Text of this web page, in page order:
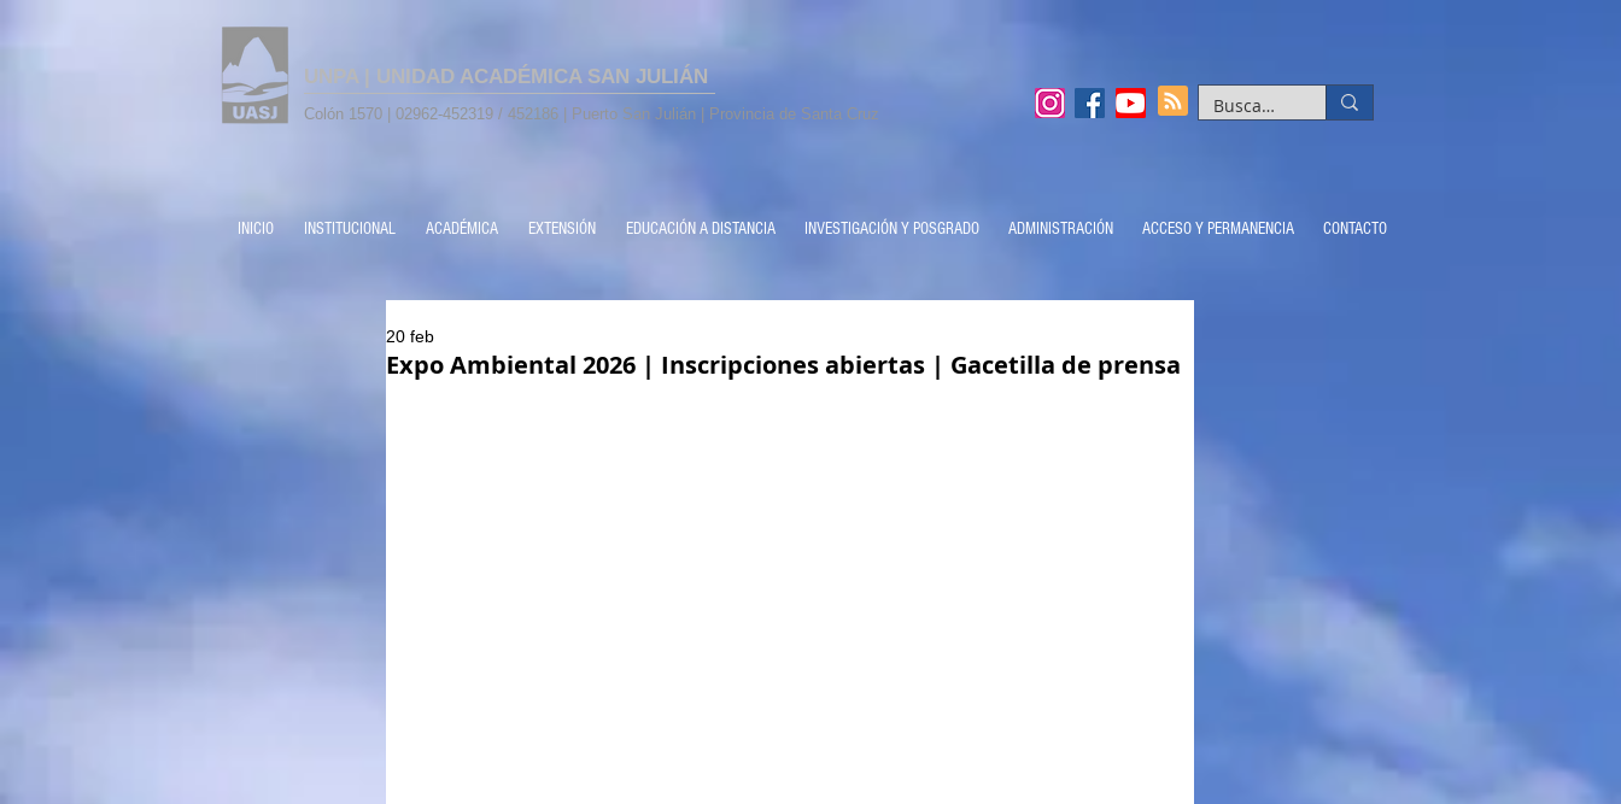
UNPA | UNIDAD ACADÉMICA SAN JULIÁN
Colón 1570 | 02962-452319 / 452186 | Puerto San Julián | Provincia de Santa Cruz
INICIO INSTITUCIONAL ACADÉMICA EXTENSIÓN EDUCACIÓN A DISTANCIA INVESTIGACIÓN Y POSGRADO ADMINISTRACIÓN ACCESO Y PERMANENCIA CONTACTO
Expo Ambiental 2026 | Inscripciones abiertas | Gacetilla de prensa
20 feb